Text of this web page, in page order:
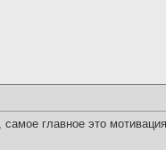
главное это